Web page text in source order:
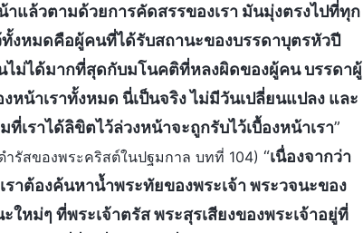
าแล้วตามด้วยการคัดสรรของเรา มันมุ่งตรงไปที่ทุก
ทั้งหมดคือผู้คนที่ได้รับสถานะของบรรดาบุตรหัวปี
ไม่ได้มากที่สุดกับมโนคติที่หลงผิดของผู้คน บรรดาผู้
น้าเราทั้งหมด นี่เป็นจริง ไม่มีวันเปลี่ยนแปลง และ
ราได้ลิขิตไว้ล่วงหน้าจะถูกรับไว้เบื้องหน้าเรา”
ำรัสของพระคริสต์ในปฐมกาล บทที่ 104) “เนื่องจากว่า
าต้องค้นหาน้ำพระทัยของพระเจ้า พระวจนะของ
หม่ๆ ที่พระเจ้าตรัส พระสุรเสียงของพระเจ้าอยู่ที่